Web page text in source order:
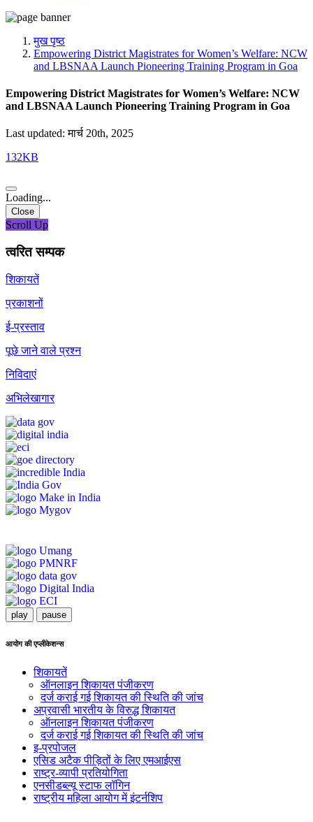
मुख पृष्ठ
Empowering District Magistrates for Women’s Welfare: NCW
and LBSNAA Launch Pioneering Training Program in Goa
Empowering District Magistrates for Women’s Welfare: NCW
and LBSNAA Launch Pioneering Training Program in Goa
Last updated: मार्च 20th, 2025
132KB
Loading...
Close
Scroll Up
त्वरित सम्पक
शिकायतें
प्रकाशनों
ई-प्रस्ताव
पूछे जाने वाले प्रश्न
निविदाएं
अभिलेखागार
play pause
आयोग की एप्लीकेशन्स
शिकायतें
ऑनलाइन शिकायत पंजीकरण
दर्ज कराई गई शिकायत की स्थिति की जांच
अप्रवासी भारतीय के विरुद्ध शिकायत
ऑनलाइन शिकायत पंजीकरण
दर्ज कराई गई शिकायत की स्थिति की जांच
इ-प्रपोजल
एसिड अटैक पीड़ितों के लिए एमआईएस
राष्ट्र-व्यापी प्रतियोगिता
एनसीडब्ल्यू स्टाफ लॉगिन
राष्ट्रीय महिला आयोग में इंटर्नशिप